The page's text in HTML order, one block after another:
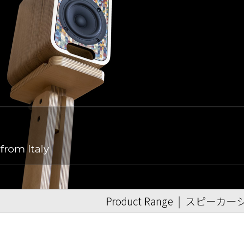
Italy
Product Range | スピーカー